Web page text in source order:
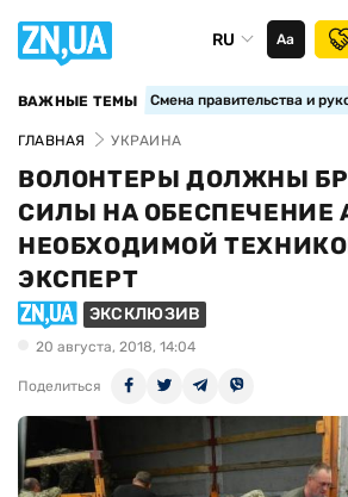
RU Аа
ВАЖНЫЕ ТЕМЫ Смена правительства и
ГЛАВНАЯ УКРАИНА
ВОЛОНТЕРЫ ДОЛЖНЫ
СИЛЫ НА ОБЕСПЕЧЕНИЕ
НЕОБХОДИМОЙ
ЭКСПЕРТ
ЭКСКЛЮЗИВ
20 августа, 2018, 14:04
Поделиться